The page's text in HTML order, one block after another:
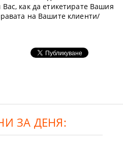
как да етикетирате Вашия
на Вашите клиенти/
ЗА ДЕНЯ: